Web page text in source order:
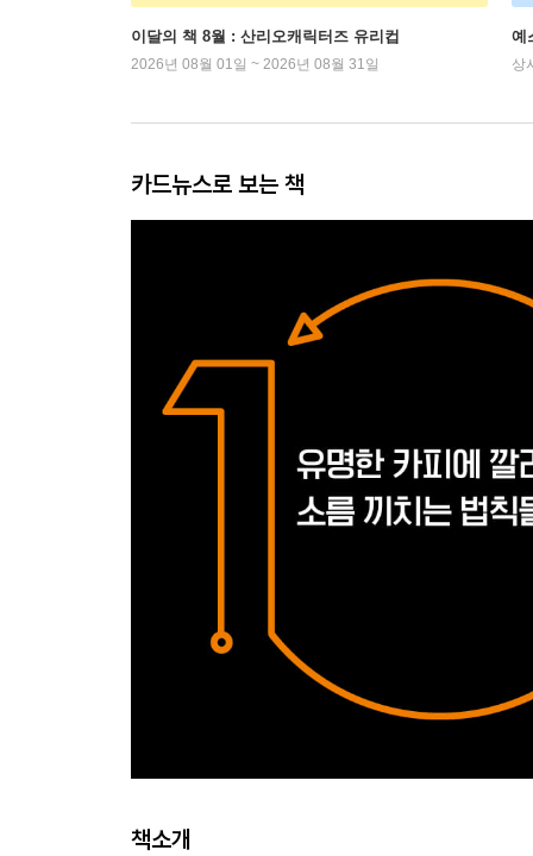
이달의 책 8월 : 산리오캐릭터즈 유리컵
2026년 08월 01일 ~ 2026년 08월 31일
예
상
카드뉴스로 보는 책
책소개